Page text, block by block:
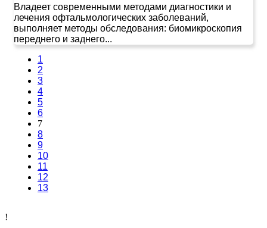
Владеет современными методами диагностики и
лечения офтальмологических заболеваний,
выполняет методы обследования: биомикроскопия
переднего и заднего...
1
2
3
4
5
6
7
8
9
10
11
12
13
!